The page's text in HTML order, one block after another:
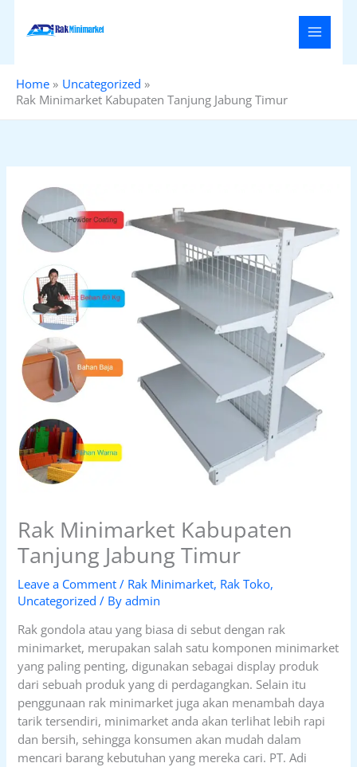
Home
Uncategorized
Rak Minimarket Kabupaten Tanjung Jabung Timur
Rak Minimarket Kabupaten
Tanjung Jabung Timur
Leave a Comment / Rak Minimarket, Rak Toko,
Uncategorized / Byadmin
Rak gondola atau yang biasa di sebut dengan rak
minimarket, merupakan salah satu komponen minimarket
yang paling penting, digunakan sebagai display produk
dari sebuah produk yang di perdagangkan. Selain itu
penggunaan rak minimarket juga akan menambah daya
tarik tersendiri, minimarket anda akan terlihat lebih rapi
dan bersih, sehingga konsumen akan mudah dalam
mencari barang kebutuhan yang mereka cari. PT. Adi